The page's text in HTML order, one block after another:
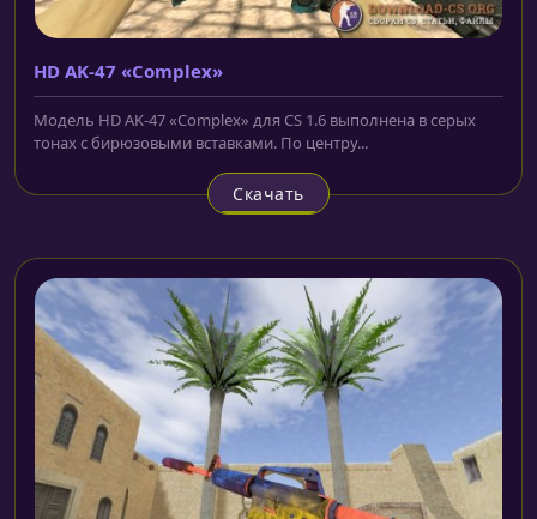
HD AK-47 «Complex»
Модель HD AK-47 «Complex» для CS 1.6 выполнена в серых
тонах с бирюзовыми вставками. По центру...
Скачать